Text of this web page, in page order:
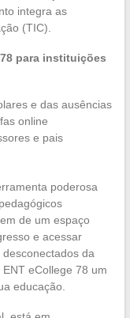
integra as
(TIC).
para instituições
e das ausências
online
e pais
poderosa
de um espaço
e acessar
da
eCollege 78 um
educação.